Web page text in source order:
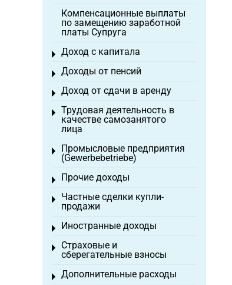
Компенсационные выплаты
по замещению заработной
платы Супруга
Доход с капитала
Toggle menu
Доходы от пенсий
Toggle menu
Доход от сдачи в аренду
Toggle menu
Трудовая деятельность в
качестве самозанятого
лица
Toggle menu
Промысловые предприятия
(Gewerbebetriebe)
Toggle menu
Прочие доходы
Toggle menu
Частные сделки купли-
продажи
Toggle menu
Иностранные доходы
Toggle menu
Страховые и
сберегательные взносы
Toggle menu
Дополнительные расходы
Toggle menu